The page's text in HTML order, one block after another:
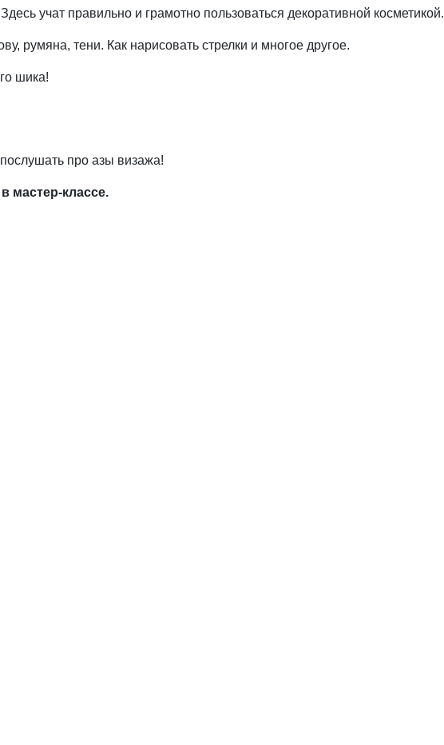
учат правильно и грамотно пользоваться декоративной косметикой.
румяна, тени. Как нарисовать стрелки и многое другое.
шика!
про азы визажа!
мастер-классе.